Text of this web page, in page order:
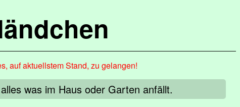
auf aktuellstem Stand, zu gelangen!
was im Haus oder Garten anfällt.